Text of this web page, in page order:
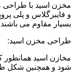
مخزن اسید با طراحی
و فایبرگلاس و پلی
بسیار مقاوم می
طراحی مخزن اسید:
مخازن اسید همانطور
شود و همچنین شکل